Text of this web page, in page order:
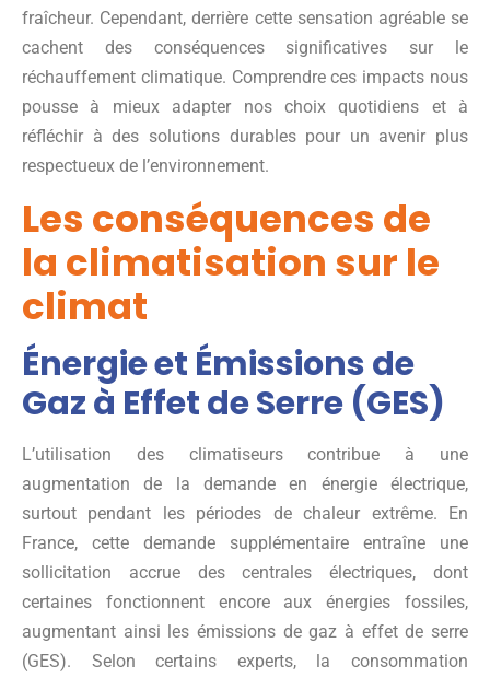
fraîcheur. Cependant, derrière cette sensation agréable se
cachent des conséquences significatives sur le
réchauffement climatique. Comprendre ces impacts nous
pousse à mieux adapter nos choix quotidiens et à
réfléchir à des solutions durables pour un avenir plus
respectueux de l’environnement.
Les conséquences de
la climatisation sur le
climat
Énergie et Émissions de
Gaz à Effet de Serre (GES)
L’utilisation des climatiseurs contribue à une
augmentation de la demande en énergie électrique,
surtout pendant les périodes de chaleur extrême. En
France, cette demande supplémentaire entraîne une
sollicitation accrue des centrales électriques, dont
certaines fonctionnent encore aux énergies fossiles,
augmentant ainsi les émissions de gaz à effet de serre
(GES). Selon certains experts, la consommation